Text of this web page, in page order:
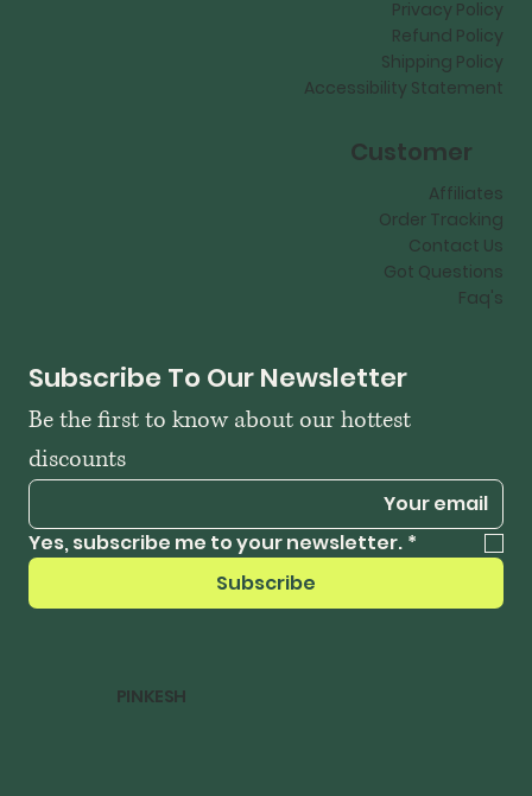
Subscribe To Our Newsletter
Be the first to know about our hottest
discounts
Yes, subscribe me to your newsletter. *
Subscribe
Privacy Policy
Refund Policy
Shipping Policy
Accessibility Statement
Customer
Affiliates
Order Tracking
Contact Us
Got Questions
Faq's
PINKESH